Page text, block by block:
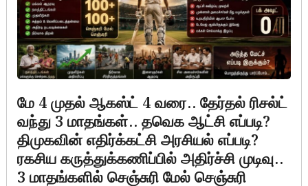
மே 4 முதல் ஆகஸ்ட் 4 வரை.. தேர்தல் ரிசல்ட்
வந்து 3 மாதங்கள்.. தவெக ஆட்சி எப்படி?
திமுகவின் எதிர்க்கட்சி அரசியல் எப்படி?
ரகசிய கருத்துக்கணிப்பில் அதிர்ச்சி முடிவு..
3 மாதங்களில் செஞ்சுரி மேல் செஞ்சுரி